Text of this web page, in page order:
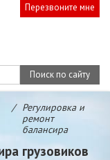
Перезвоните мне
Поиск по сайту
Регулировка и
ремонт
балансира
грузовиков